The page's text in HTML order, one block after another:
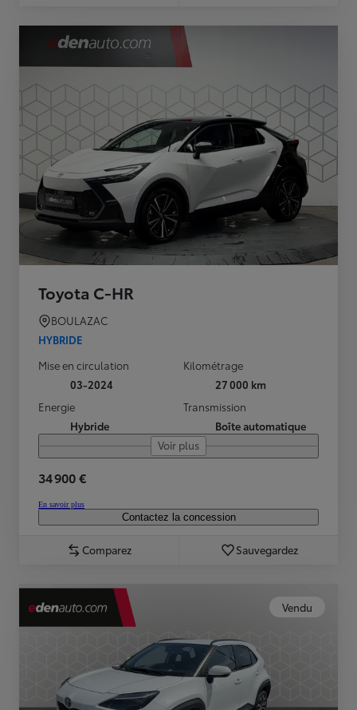
Toyota C-HR
BOULAZAC
HYBRIDE
Mise en circulation
03-2024
Kilométrage
27 000 km
Energie
Hybride
Transmission
Boîte automatique
Voir plus
34 900 €
En savoir plus
Contactez la concession
Comparez Sauvegardez
Vendu